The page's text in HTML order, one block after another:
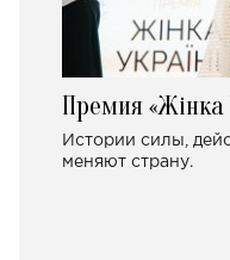
Премия «Жінка
Истории силы,
меняют страну.